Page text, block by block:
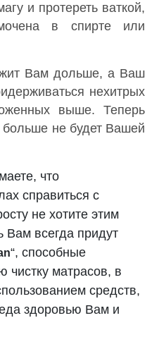
и протереть ваткой,
в спирте или
Вам дольше, а Ваш
нехитрых
выше. Теперь
больше не будет Вашей
что
справиться с
не хотите этим
Вам всегда придут
“, способные
чистку матрасов, в
средств,
здоровью Вам и